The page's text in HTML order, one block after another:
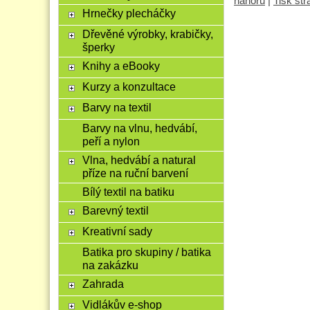
Hrnečky plecháčky
Dřevěné výrobky, krabičky,
šperky
Knihy a eBooky
Kurzy a konzultace
Barvy na textil
Barvy na vlnu, hedvábí,
peří a nylon
Vlna, hedvábí a natural
příze na ruční barvení
Bílý textil na batiku
Barevný textil
Kreativní sady
Batika pro skupiny / batika
na zakázku
Zahrada
Vidlákův e-shop